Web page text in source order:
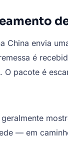
China envia
é
O pacote é
— em